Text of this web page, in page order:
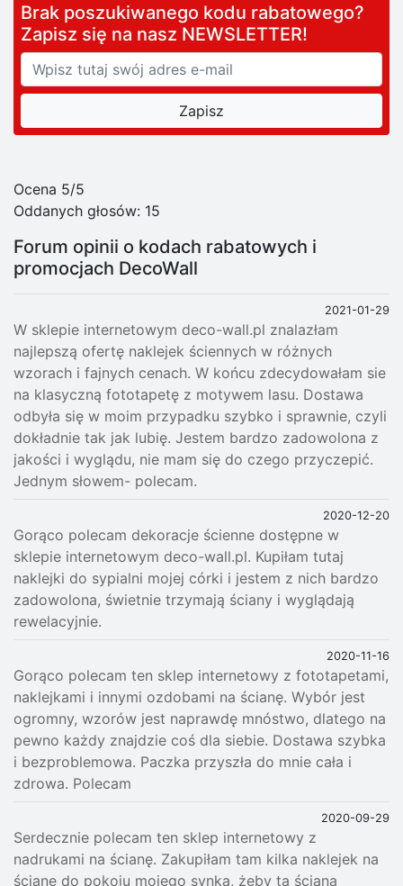
Brak poszukiwanego kodu rabatowego?
Zapisz się na nasz NEWSLETTER!
Ocena 5/5
Oddanych głosów: 15
Forum opinii o kodach rabatowych i
promocjach DecoWall
2021-01-29
W sklepie internetowym deco-wall.pl znalazłam
najlepszą ofertę naklejek ściennych w różnych
wzorach i fajnych cenach. W końcu zdecydowałam sie
na klasyczną fototapetę z motywem lasu. Dostawa
odbyła się w moim przypadku szybko i sprawnie, czyli
dokładnie tak jak lubię. Jestem bardzo zadowolona z
jakości i wyglądu, nie mam się do czego przyczepić.
Jednym słowem- polecam.
2020-12-20
Gorąco polecam dekoracje ścienne dostępne w
sklepie internetowym deco-wall.pl. Kupiłam tutaj
naklejki do sypialni mojej córki i jestem z nich bardzo
zadowolona, świetnie trzymają ściany i wyglądają
rewelacyjnie.
2020-11-16
Gorąco polecam ten sklep internetowy z fototapetami,
naklejkami i innymi ozdobami na ścianę. Wybór jest
ogromny, wzorów jest naprawdę mnóstwo, dlatego na
pewno każdy znajdzie coś dla siebie. Dostawa szybka
i bezproblemowa. Paczka przyszła do mnie cała i
zdrowa. Polecam
2020-09-29
Serdecznie polecam ten sklep internetowy z
nadrukami na ścianę. Zakupiłam tam kilka naklejek na
ścianę do pokoju mojego synka, żeby ta ściana